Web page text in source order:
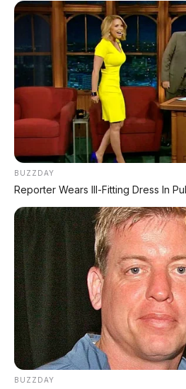
Chery Tiggo 5 Sport: SUV
dengan Chip Snapdragon
Leapmotor C10 Resmi di
Premium Rakitan Lokal
Purbaya "Ancam" Toyota di
Thailand atau Kena Pajak!
Xpeng G9L: SUV Full-Size
Siap Meluncur di Indonesia
MG 07 Buktikan Handling
Moose Test 85,6 Km/Jam
Deepal L06: Sedan D-
Supercar & Range 1.505 Km
LIHAT LAINNYA
BUZZDAY
Reporter Wears Ill-Fitting Dress In
BUZZDAY